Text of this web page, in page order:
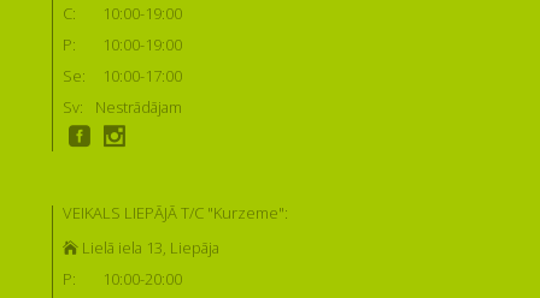
C:
10:00-19:00
P:
10:00-19:00
Se:
10:00-17:00
Sv:
Nestrādājam
VEIKALS LIEPĀJĀ T/C "Kurzeme":
Lielā iela 13, Liepāja
P:
10:00-20:00